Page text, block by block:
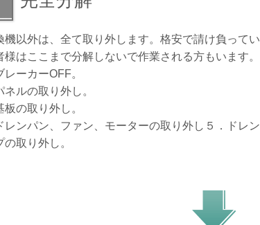
機以外は、全て取り外します。格安で請け負ってい
様はここまで分解しないで作業される方もいます。
レーカーOFF。
ネルの取り外し。
板の取り外し。
レンパン、ファン、モーターの取り外し ５．ドレン
の取り外し。